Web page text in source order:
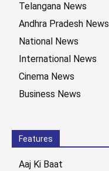
Telangana News
Andhra Pradesh News
National News
International News
Cinema News
Business News
Features
Aaj Ki Baat